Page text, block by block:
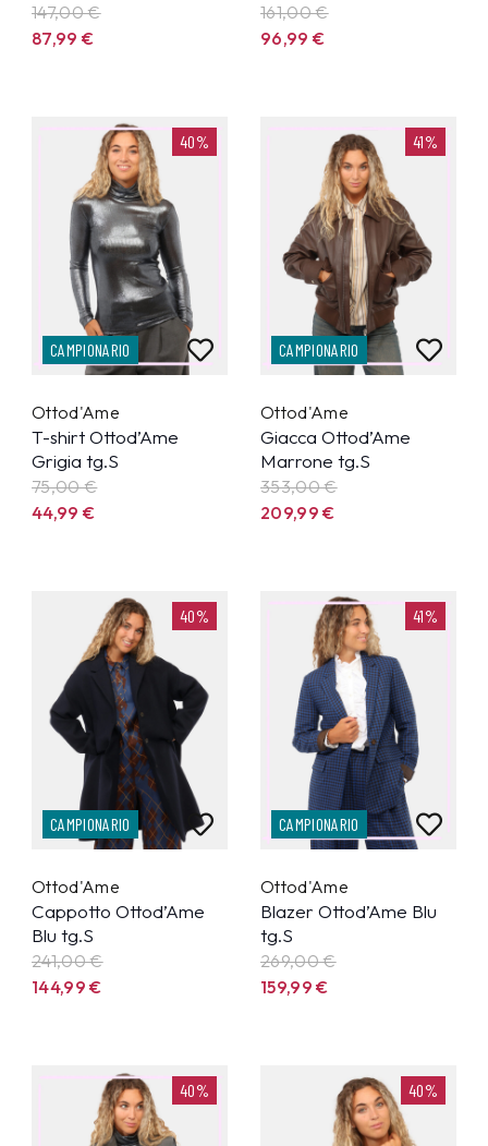
147,00 €
87,99€
161,00 €
96,99€
40%
CAMPIONARIO
Ottod'Ame
T-shirt Ottod’Ame
Grigia tg.S
75,00 €
44,99€
41%
CAMPIONARIO
Ottod'Ame
Giacca Ottod’Ame
Marrone tg.S
353,00 €
209,99€
40%
CAMPIONARIO
Ottod'Ame
Cappotto Ottod’Ame
Blu tg.S
241,00 €
144,99€
41%
CAMPIONARIO
Ottod'Ame
Blazer Ottod’Ame Blu
tg.S
269,00 €
159,99€
40% 40%